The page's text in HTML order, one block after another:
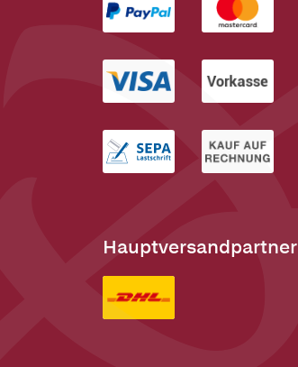
Hauptversandpartner